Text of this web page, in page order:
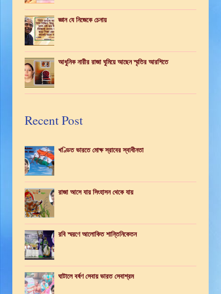
জ্ঞান যে নিজেকে চেনায়
আধুনিক নারীর রাজা ঘুমিয়ে আছেন স্মৃতির আরশিতে
Recent Post
খণ্ডিত ভারতে মোক্ষ স্রাবের স্বাধীনতা
রাজা আসে যায় সিংহাসন থেকে যায়
রবি স্মরণে আলোকিত শান্তিনিকেতন
ঘাটালে বর্ষণ সেবায় ভারত সেবাশ্রম